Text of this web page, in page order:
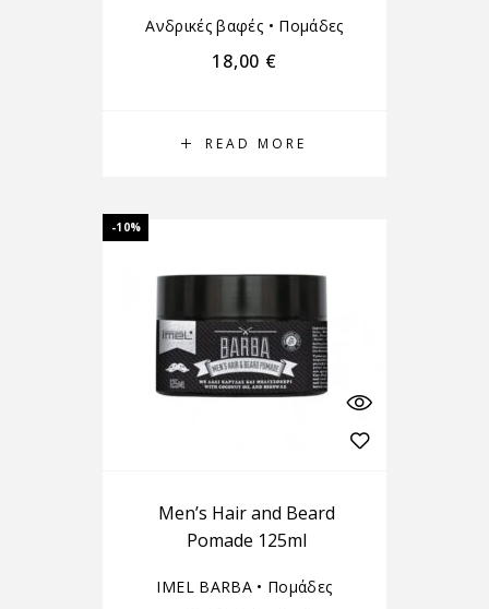
READ MORE
Ανδρικές βαφές • Πομάδες
18,00 €
-10%
Men’s Hair and Beard
Pomade 125ml
IMEL BARBA• Πομάδες